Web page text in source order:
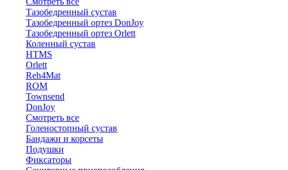
Тазобедренный сустав
Тазобедренный ортез DonJoy
Тазобедренный ортез Orlett
Коленный сустав
HTMS
Orlett
Reh4Mat
ROM
Townsend
DonJoy
Смотреть все
Голеностопный сустав
Бандажи и корсеты
Подушки
Фиксаторы